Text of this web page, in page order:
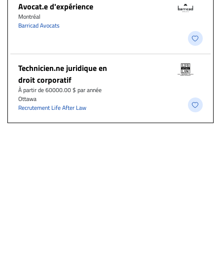
Avocat.e d'expérience
Montréal
Barricad Avocats
Technicien.ne juridique en
droit corporatif
À partir de 60000.00 $ par année
Ottawa
Recrutement Life After Law